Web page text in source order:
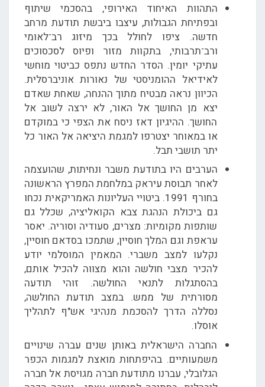
התהוות האיחוד האירופי, בהסכמי שיתוף
ובפתיחת הגבולות, עיצבו ביבשת תודעת מרחב
חדשה. ציפו לחולל בכך מיזוג רב־לאומי
ורב־תרבותי, בתקוות מזור ופיוס לסכסוכים
עתיקי יומין. הסדר החדש נתפס כביטוי מוחשי
לאידיאל ההומניסטי של נאורות אוניברסלית.
הכיוון נראה מבטיח מתוך ההנחה, שאחת שאדם
יצא מן החושך אל האור, לא ירצה לשוב אל
החושך. ההיגיון דאז ניסח את הצפי כי במוקדם
או במאוחר יצטרפו למגמת היציאה אל האור כל
יתר תושבי תבל.
הערבים היו בתודעת משבר ונחיתות, שהועצמה
לאחר תבוסת עיראק במלחמת המפרץ הראשונה
בחורף 1991. ביטויי העליונות האמריקאית נכחו
גם ביכולת הנהגת צבא הקואליציה, שכלל גם
שותפות מקומיות: מצרים, סעודיה וסוריה. יאסר
עראפת וגם המלך חוסיין, שתמכו בסדאם חוסיין,
נקלעו למצב משברי. המאמין המוסלמי יודע
להכיר מצבי חולשה והוא מצווה להכיל אותם,
בהסתגלות לתנאי החולשה. זוהי תודעה
מסורתית של ממש. במצב תודעת החולשה,
נסללה הדרך להסכמת מנהיגי אש"ף לתהליך
אוסלו.
החברה הישראלית באותן שנים עברה שינויים
משמעותיים. בהיפתחות מואצת למגמות הכפר
הגלובלי, עברנו מתודעת חברה מגויסת אל חברה